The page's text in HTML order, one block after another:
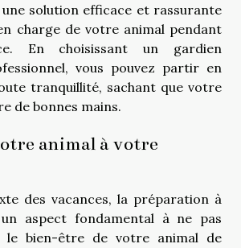
solution efficace et rassurante
charge de votre animal pendant
En choisissant un gardien
vous pouvez partir en
tranquillité, sachant que votre
de bonnes mains.
animal à votre
des vacances, la préparation à
aspect fondamental à ne pas
le bien-être de votre animal de